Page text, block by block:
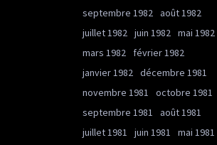
septembre 1982 août 1982
juillet 1982 juin 1982 mai 1982
mars 1982
février 1982
janvier 1982 décembre 1981
novembre 1981
octobre 1981
septembre 1981
août 1981
juillet 1981
juin 1981 mai 1981